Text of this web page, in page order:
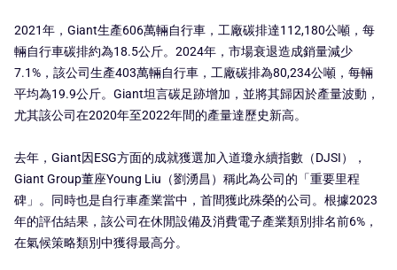
2021年，Giant生產606萬輛自行車，工廠碳排達112,180公噸，每
輛自行車碳排約為18.5公斤。2024年，市場衰退造成銷量減少
7.1%，該公司生產403萬輛自行車，工廠碳排為80,234公噸，每輛
平均為19.9公斤。Giant坦言碳足跡增加，並將其歸因於產量波動，
尤其該公司在2020年至2022年間的產量達歷史新高。
去年，Giant因ESG方面的成就獲選加入道瓊永續指數（DJSI），
Giant Group董座Young Liu（劉湧昌）稱此為公司的「重要里程
碑」。同時也是自行車產業當中，首間獲此殊榮的公司。根據2023
年的評估結果，該公司在休閒設備及消費電子產業類別排名前6%，
在氣候策略類別中獲得最高分。